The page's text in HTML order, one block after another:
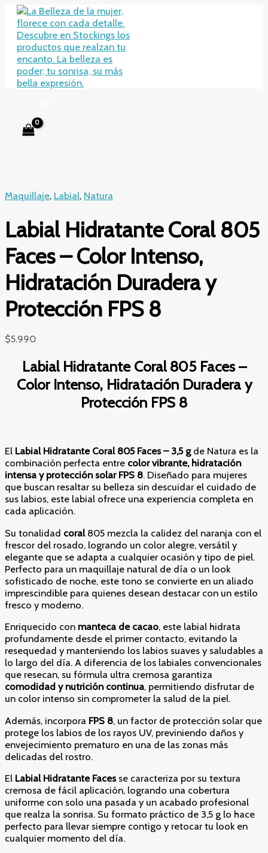
contenido
Maquillaje, Labial, Natura
Labial Hidratante Coral 805
Faces – Color Intenso,
Hidratación Duradera y
Protección FPS 8
$5.990
Labial Hidratante Coral 805 Faces –
Color Intenso, Hidratación Duradera y
Protección FPS 8
El Labial Hidratante Coral 805 Faces – 3,5 gde Natura es la
combinación perfecta entre color vibrante, hidratación
intensa y protección solar FPS 8. Diseñado para mujeres
que buscan resaltar su belleza sin descuidar el cuidado de
sus labios, este labial ofrece una experiencia completa en
cada aplicación.
Su tonalidad coral805 mezcla la calidez del naranja con el
frescor del rosado, logrando un color alegre, versátil y
elegante que se adapta a cualquier ocasión y tipo de piel.
Perfecto para un maquillaje natural de día o un look
sofisticado de noche, este tono se convierte en un aliado
imprescindible para quienes desean destacar con un estilo
fresco y moderno.
Enriquecido con manteca de cacao, este labial hidrata
profundamente desde el primer contacto, evitando la
resequedad y manteniendo los labios suaves y saludables a
lo largo del día. A diferencia de los labiales convencionales
que resecan, su fórmula ultra cremosa garantiza
comodidad y nutrición continua, permitiendo disfrutar de
un color intenso sin comprometer la salud de la piel.
Además, incorpora FPS 8, un factor de protección solar que
protege los labios de los rayos UV, previniendo daños y
envejecimiento prematuro en una de las zonas más
delicadas del rostro.
El Labial Hidratante Facesse caracteriza por su textura
cremosa de fácil aplicación, logrando una cobertura
uniforme con solo una pasada y un acabado profesional
que realza la sonrisa. Su formato práctico de 3,5 g lo hace
perfecto para llevar siempre contigo y retocar tu look en
cualquier momento del día.